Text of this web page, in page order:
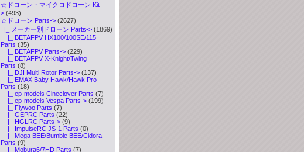
☆ドローン・マイクロドローン Kit-
>(493)
☆ドローン Parts->(2627)
|_ メーカー別ドローン Parts->(1869)
|_ BETAFPV HX100/100SE/115
Parts (35)
|_ BETAFPV Parts->(229)
|_ BETAFPV X-Knight/Twing
Parts (8)
|_ DJI Multi Rotor Parts->(137)
|_ EMAX Baby Hawk/Hawk Pro
Parts (18)
|_ ep-models Cineclover Parts (7)
|_ ep-models Vespa Parts->(199)
|_ Flywoo Parts (7)
|_ GEPRC Parts (22)
|_ HGLRC Parts->(9)
|_ ImpulseRC JS-1 Parts (0)
|_ Mega BEE/Bumble BEE/Cidora
Parts (9)
|_ Mobura6/7HD Parts (7)